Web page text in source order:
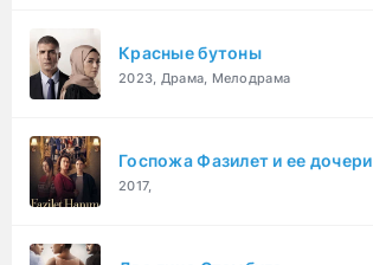
Красные бутоны
2023, Драма, Мелодрама
Госпожа Фазилет и ее дочери
2017,